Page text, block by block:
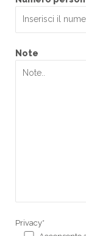
Note
Privacy*